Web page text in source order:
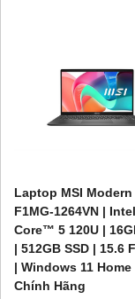
Laptop MSI Modern
F1MG-1264VN |
Core™ 5 120U |
| 512GB SSD | 15.6
| Windows 11 Home
Chính Hãng